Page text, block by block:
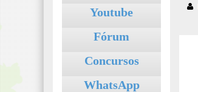
Youtube
Fórum
Concursos
WhatsApp